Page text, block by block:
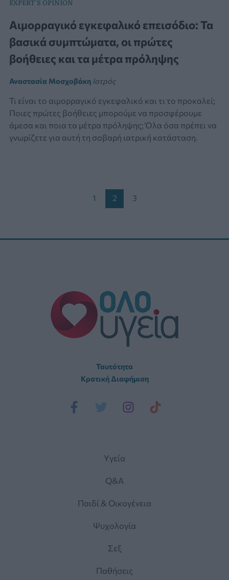
EXPERT'S OPINION
Αιμορραγικό εγκεφαλικό επεισόδιο: Τα
βασικά συμπτώματα, οι πρώτες
βοήθειες και τα μέτρα πρόληψης
Αναστασία Μοσχοβάκη Ιατρός
Τι είναι το αιμορραγικό εγκεφαλικό και τι το προκαλεί;
Ποιες πρώτες βοήθειες μπορούμε να προσφέρουμε
άμεσα και ποια τα μέτρα πρόληψης; Όλα όσα πρέπει να
γνωρίζετε για αυτή τη σοβαρή ιατρική κατάσταση.
1 2 3
Ταυτότητα
Κρατική Διαφήμιση
Yγεία
Q&A
Παιδί & Οικογένεια
Ψυχολογία
Σεξ
Παθήσεις